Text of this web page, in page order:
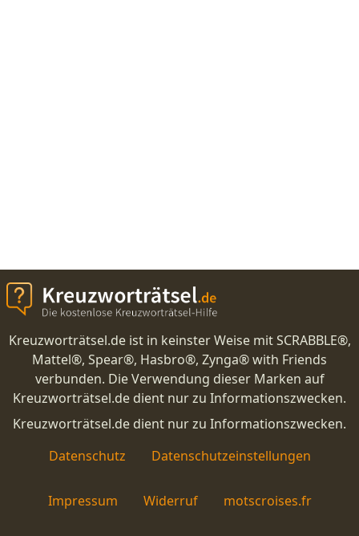
Kreuzworträtsel.de ist in keinster Weise mit SCRABBLE®,
Mattel®, Spear®, Hasbro®, Zynga® with Friends
verbunden. Die Verwendung dieser Marken auf
Kreuzworträtsel.de dient nur zu Informationszwecken.
Kreuzworträtsel.de dient nur zu Informationszwecken.
Datenschutz
Datenschutzeinstellungen
Impressum Widerruf motscroises.fr